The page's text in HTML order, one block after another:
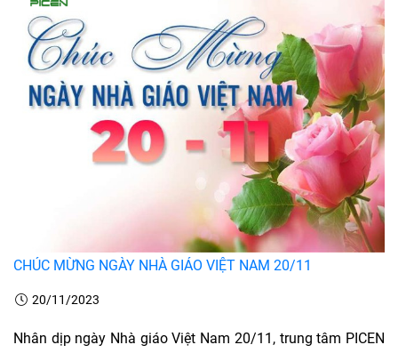
CHÚC MỪNG NGÀY NHÀ GIÁO VIỆT NAM 20/11
20/11/2023
Nhân dịp ngày Nhà giáo Việt Nam 20/11, trung tâm PICEN